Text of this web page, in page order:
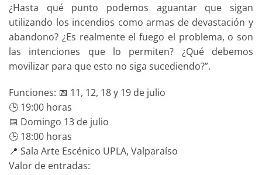
¿Hasta qué punto podemos aguantar que sigan
utilizando los incendios como armas de devastación y
abandono? ¿Es realmente el fuego el problema, o son
las intenciones que lo permiten? ¿Qué debemos
movilizar para que esto no siga sucediendo?”.
Funciones: 📅 11, 12, 18 y 19 de julio
🕒 19:00 horas
📅 Domingo 13 de julio
🕒 18:00 horas
📍 Sala Arte Escénico UPLA, Valparaíso
Valor de entradas: